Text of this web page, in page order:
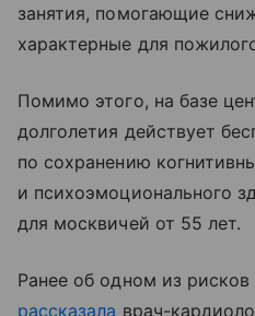
занятия, помогающие
характерные для
Помимо этого, на базе
долголетия действует
по сохранению
и психоэмоционального
для москвичей от 55 лет.
Ранее об одном из
рассказала врач-